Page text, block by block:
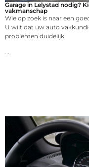
Garage in Lelystad nodig?
vakmanschap
Wie op zoek is naar een
U wilt dat uw auto
problemen duidelijk
...